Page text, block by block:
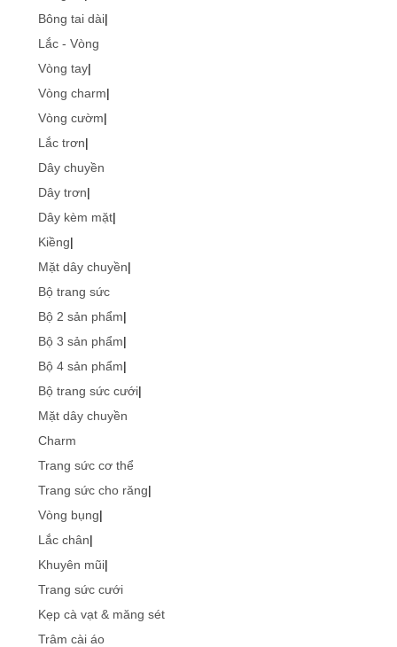
Bông tai dài|
Lắc - Vòng
Vòng tay|
Vòng charm|
Vòng cườm|
Lắc trơn|
Dây chuyền
Dây trơn|
Dây kèm mặt|
Kiềng|
Mặt dây chuyền|
Bộ trang sức
Bộ 2 sản phẩm|
Bộ 3 sản phẩm|
Bộ 4 sản phẩm|
Bộ trang sức cưới|
Mặt dây chuyền
Charm
Trang sức cơ thể
Trang sức cho răng|
Vòng bụng|
Lắc chân|
Khuyên mũi|
Trang sức cưới
Kẹp cà vạt & măng sét
Trâm cài áo